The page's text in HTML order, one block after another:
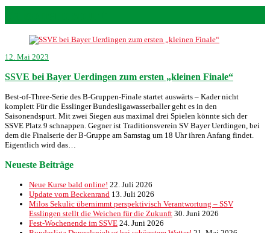
12. Mai 2023
SSVE bei Bayer Uerdingen zum ersten „kleinen Finale“
Best-of-Three-Serie des B-Gruppen-Finale startet auswärts – Kader nicht
komplett Für die Esslinger Bundesligawasserballer geht es in den
Saisonendspurt. Mit zwei Siegen aus maximal drei Spielen könnte sich der
SSVE Platz 9 schnappen. Gegner ist Traditionsverein SV Bayer Uerdingen, bei
dem die Finalserie der B-Gruppe am Samstag um 18 Uhr ihren Anfang findet.
Eigentlich wird das…
Neueste Beiträge
Neue Kurse bald online! 22. Juli 2026
Update vom Beckenrand 13. Juli 2026
Milos Sekulic übernimmt perspektivisch Verantwortung – SSV
Esslingen stellt die Weichen für die Zukunft 30. Juni 2026
Fest-Wochenende im SSVE 24. Juni 2026